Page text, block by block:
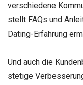
verschiedene
stellt FAQs und
Dating-Erfahrung
Und auch die
stetige